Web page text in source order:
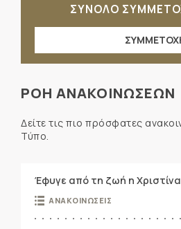
ΣΥΝΟΛΟ
ΡΟΗ ΑΝΑΚΟΙΝΩΣΕΩΝ
Δείτε τις πιο πρόσφατες
Τύπο.
Έφυγε από τη ζωή η
ΑΝΑΚΟΙΝΩΣΕΙΣ